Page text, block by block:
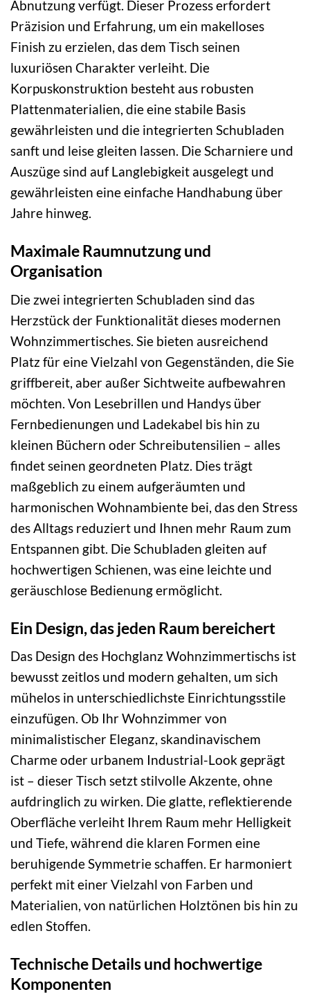
Abnutzung verfügt. Dieser Prozess erfordert
Präzision und Erfahrung, um ein makelloses
Finish zu erzielen, das dem Tisch seinen
luxuriösen Charakter verleiht. Die
Korpuskonstruktion besteht aus robusten
Plattenmaterialien, die eine stabile Basis
gewährleisten und die integrierten Schubladen
sanft und leise gleiten lassen. Die Scharniere und
Auszüge sind auf Langlebigkeit ausgelegt und
gewährleisten eine einfache Handhabung über
Jahre hinweg.
Maximale Raumnutzung und
Organisation
Die zwei integrierten Schubladen sind das
Herzstück der Funktionalität dieses modernen
Wohnzimmertisches. Sie bieten ausreichend
Platz für eine Vielzahl von Gegenständen, die Sie
griffbereit, aber außer Sichtweite aufbewahren
möchten. Von Lesebrillen und Handys über
Fernbedienungen und Ladekabel bis hin zu
kleinen Büchern oder Schreibutensilien – alles
findet seinen geordneten Platz. Dies trägt
maßgeblich zu einem aufgeräumten und
harmonischen Wohnambiente bei, das den Stress
des Alltags reduziert und Ihnen mehr Raum zum
Entspannen gibt. Die Schubladen gleiten auf
hochwertigen Schienen, was eine leichte und
geräuschlose Bedienung ermöglicht.
Ein Design, das jeden Raum bereichert
Das Design des Hochglanz Wohnzimmertischs ist
bewusst zeitlos und modern gehalten, um sich
mühelos in unterschiedlichste Einrichtungsstile
einzufügen. Ob Ihr Wohnzimmer von
minimalistischer Eleganz, skandinavischem
Charme oder urbanem Industrial-Look geprägt
ist – dieser Tisch setzt stilvolle Akzente, ohne
aufdringlich zu wirken. Die glatte, reflektierende
Oberfläche verleiht Ihrem Raum mehr Helligkeit
und Tiefe, während die klaren Formen eine
beruhigende Symmetrie schaffen. Er harmoniert
perfekt mit einer Vielzahl von Farben und
Materialien, von natürlichen Holztönen bis hin zu
edlen Stoffen.
Technische Details und hochwertige
Komponenten